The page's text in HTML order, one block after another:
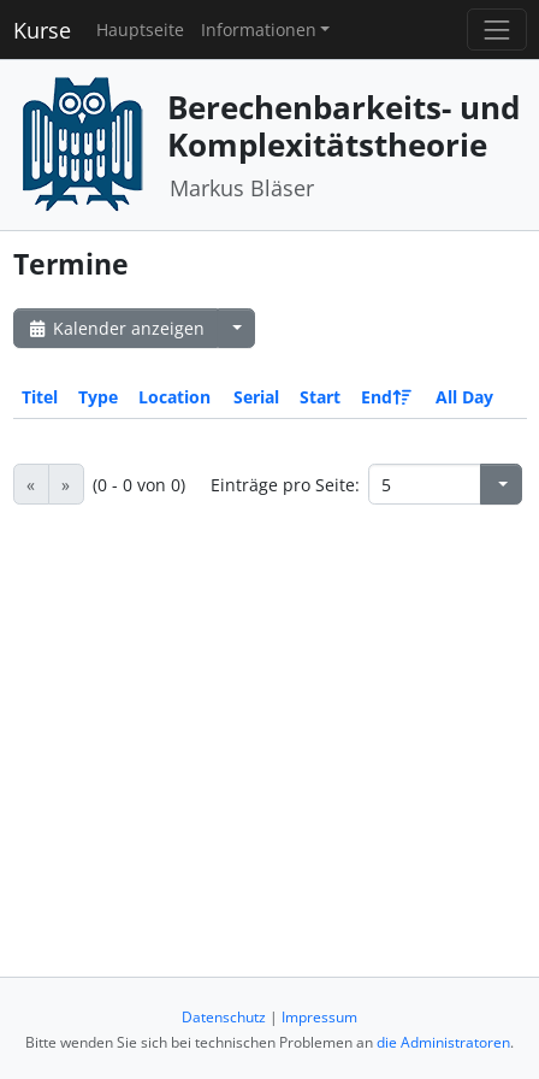
Kurse Hauptseite Informationen
Berechenbarkeits- und
Komplexitätstheorie
Markus Bläser
Termine
Kalender anzeigen
Titel Type Location Serial Start End All Day
« » (0 - 0 von 0) Einträge pro Seite:
Datenschutz | Impressum
Bitte wenden Sie sich bei technischen Problemen andie Administratoren.